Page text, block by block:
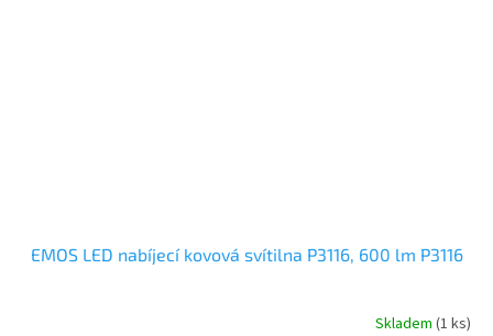
EMOS LED nabíjecí kovová svítilna P3116, 600 lm P3116
Skladem (1 ks)